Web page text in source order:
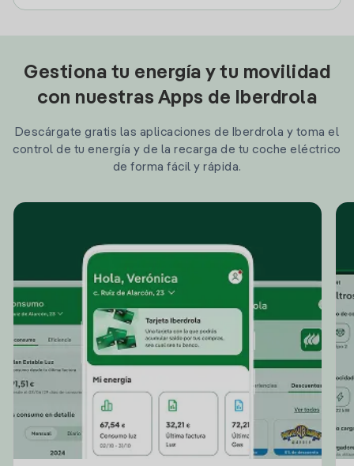
Gestiona tu energía y tu movilidad
con nuestras Apps de Iberdrola
Descárgate gratis las aplicaciones de Iberdrola y toma el
control de tu energía y de la recarga de tu coche eléctrico
de forma fácil y rápida.